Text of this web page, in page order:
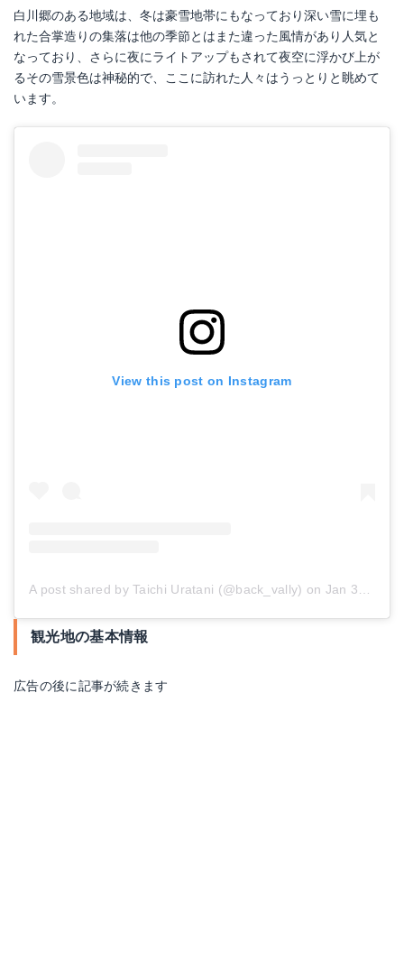
白川郷のある地域は、冬は豪雪地帯にもなっており深い雪に埋も
れた合掌造りの集落は他の季節とはまた違った風情があり人気と
なっており、さらに夜にライトアップもされて夜空に浮かび上が
るその雪景色は神秘的で、ここに訪れた人々はうっとりと眺めて
います。
View this post on Instagram
A post shared by Taichi Uratani (@back_vally) on Jan 31, 2018 at 5:01am PST
観光地の基本情報
広告の後に記事が続きます